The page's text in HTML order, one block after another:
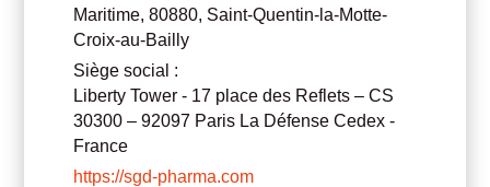
Maritime, 80880, Saint-Quentin-la-Motte-
Croix-au-Bailly
Siège social :
Liberty Tower - 17 place des Reflets – CS
30300 – 92097 Paris La Défense Cedex -
France
https://sgd-pharma.com